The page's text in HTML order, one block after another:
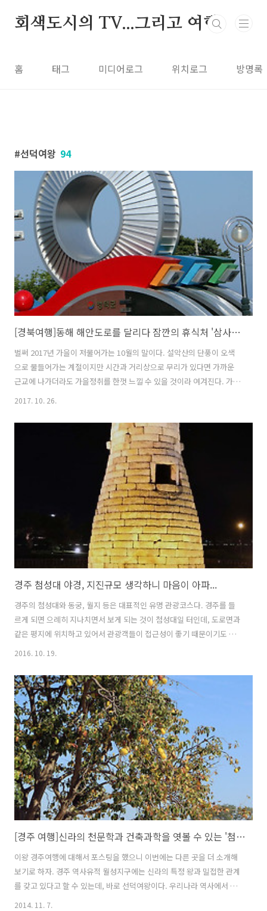
회색도시의 TV...그리고 여행
홈 태그 미디어로그 위치로그 방명록
선덕여왕 94
[경북여행]동해 해안도로를 달리다 잠깐의 휴식처 '삼사해상공원'
벌써 2017년 가을이 저물어가는 10월의 말이다. 설악산의 단풍이 오색
으로 물들어가는 계절이지만 시간과 거리상으로 무리가 있다면 가까운
근교에 나가더라도 가을정취를 한껏 느낄 수 있을 것이라 여겨진다. 가을
은 여행과 가장 어울리는 계절인 듯 보여지기도 하다. 얼마전 인기리에
의 은행나무잎의 노란색이 유독 생각나는 계절이다. 2년 전인가 국내에
서 해안도로 드라이브 코스로는 손색이 없는 동해안을 돌았던 때가 떠오
른다. 강릉에서 포항까지 이어진 동해안 해안도로는 바다와 맞닿아있는
듯한 몽환의 풍경을 자랑하는 곳이기도 하다. 물론 빠르게 달리는 고속도
로가 오래가지는 못한다. 지방도로를 따라 드라이브를 하는지라 빠른 속
2017. 10. 26.
경주 첨성대 야경, 지진규모 생각하니 마음이 아파...
경주의 첨성대와 동궁, 월지 등은 대표적인 유명 관광코스다. 경주를 들
르게 되면 으례히 지나치면서 보게 되는 것이 첨성대일 터인데, 도로면과
같은 평지에 위치하고 있어서 관광객들이 접근성이 좋기 때문이기도 하
다. 첨성대는 반월성 동북쪽에 위치한 석조 건축물에 해당하며, 선덕여왕
로 지정되었다. 362개의 화강암 벽돌을 사용해 원통형으로 축조된 건축
물이라고 하는데, 직접 일일히 세어보진 않았기에 화강암 벽돌이 몇개인
지는 정확하게 개인적으론 모른다. 높이가 9.17미터로 27층을 쌓았으며,
꼭대기에는 다시 우물 정(井) 모양의 2층 천장돌이 있다. 13층에서 15층
에 이르기까지 정남향의 네모난 문이 있고, 이 문의 아래로 12층이 있고
위..
2016. 10. 19.
[경주 여행]신라의 천문학과 건축과학을 엿볼 수 있는 '첨성대'
이왕 경주여행에 대해서 포스팅을 했으니 이번에는 다른 곳을 더 소개해
보기로 하자. 경주 역사유적 월성지구에는 신라의 특정 왕과 밀접한 관계
를 갖고 있다고 할 수 있는데, 바로 선덕여왕이다. 우리나라 역사에서 최
초의 여왕이기도 한 선덕여왕의 업적을 찾아볼 수 있는 곳이 경주 역사유
2014. 11. 7.